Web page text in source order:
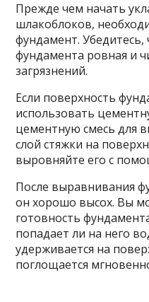
Прежде чем начать
шлакоблоков,
фундамент. Убедитесь,
фундамента ровная и
загрязнений.
Если поверхность
использовать
цементную смесь для
слой стяжки на
выровняйте его с
После выравнивания
он хорошо высох. Вы
готовность
попадает ли на него
удерживается на
поглощается